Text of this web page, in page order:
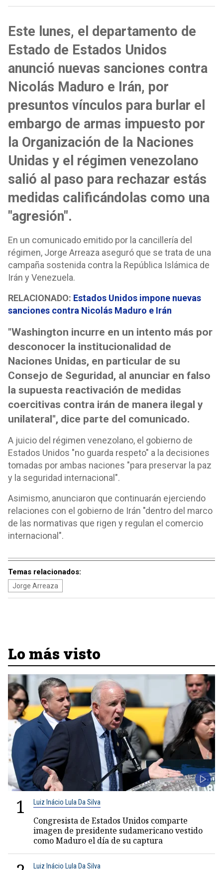
Este lunes, el departamento de
Estado de Estados Unidos
anunció nuevas sanciones contra
Nicolás Maduro e Irán, por
presuntos vínculos para burlar el
embargo de armas impuesto por
la Organización de la Naciones
Unidas y el régimen venezolano
salió al paso para rechazar estás
medidas calificándolas como una
"agresión".
En un comunicado emitido por la cancillería del
régimen, Jorge Arreaza aseguró que se trata de una
campaña sostenida contra la República Islámica de
Irán y Venezuela.
RELACIONADO: Estados Unidos impone nuevas
sanciones contra Nicolás Maduro e Irán
"Washington incurre en un intento más por
desconocer la institucionalidad de
Naciones Unidas, en particular de su
Consejo de Seguridad, al anunciar en falso
la supuesta reactivación de medidas
coercitivas contra irán de manera ilegal y
unilateral", dice parte del comunicado.
A juicio del régimen venezolano, el gobierno de
Estados Unidos "no guarda respeto" a la decisiones
tomadas por ambas naciones "para preservar la paz
y la seguridad internacional".
Asimismo, anunciaron que continuarán ejerciendo
relaciones con el gobierno de Irán "dentro del marco
de las normativas que rigen y regulan el comercio
internacional".
Temas relacionados:
Jorge Arreaza
Lo más visto
1 Luiz Inácio Lula Da Silva
Congresista de Estados Unidos comparte
imagen de presidente sudamericano vestido
como Maduro el día de su captura
Luiz Inácio Lula Da Silva